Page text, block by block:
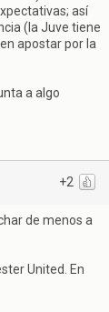
así
(la Juve tiene
apostar por la
a algo
+2
de menos a
United. En